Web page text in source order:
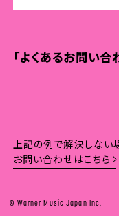
「よくあるお問い
上記の例で解決しない
お問い合わせはこちら
© Warner Music Japan Inc.